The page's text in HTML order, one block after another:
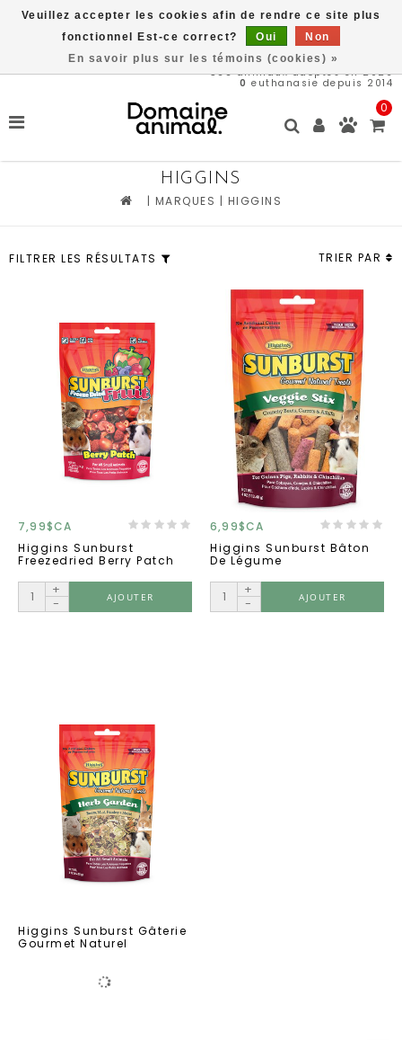
566animaux adoptés en 2026
0 euthanasie depuis 2014
0
HIGGINS
| MARQUES | HIGGINS
FILTRER LES RÉSULTATS TRIER PAR
7,99$CA
Higgins Sunburst
Freezedried Berry Patch
+
-
AJOUTER
6,99$CA
Higgins Sunburst Bâton
De Légume
+
-
AJOUTER
Higgins Sunburst Gâterie
Gourmet Naturel
Veuillez accepter les cookies afin de rendre ce site plus
fonctionnel Est-ce correct?
Oui
Non
En savoir plus sur les témoins (cookies) »
Livraison gratuite à partir de 89$*